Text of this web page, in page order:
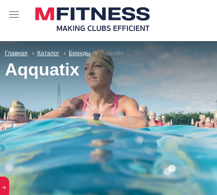
Главная Каталог Бренды Aqquatix
Aqquatix